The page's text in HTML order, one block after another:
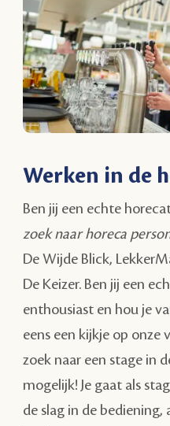
Werken in de
Ben jij een echte
zoek naar horeca
De Wijde Blick,
De Keizer. Ben jij een
enthousiast en hou je
eens een kijkje op onze
zoek naar een stage in
mogelijk! Je gaat als
de slag in de bediening,